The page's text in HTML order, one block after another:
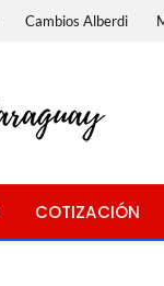
Cambios Alberdi
COTIZACIÓN